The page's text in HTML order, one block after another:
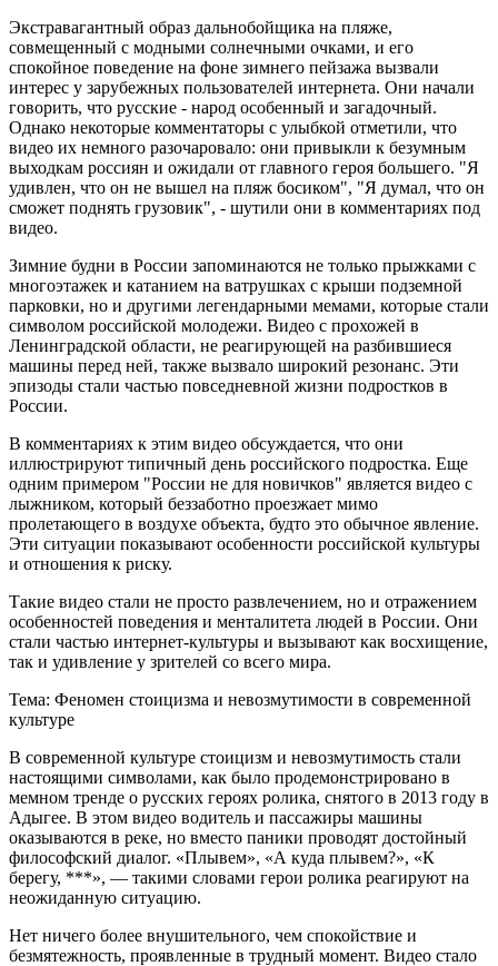
Экстравагантный образ дальнобойщика на пляже,
совмещенный с модными солнечными очками, и его
спокойное поведение на фоне зимнего пейзажа вызвали
интерес у зарубежных пользователей интернета. Они начали
говорить, что русские - народ особенный и загадочный.
Однако некоторые комментаторы с улыбкой отметили, что
видео их немного разочаровало: они привыкли к безумным
выходкам россиян и ожидали от главного героя большего. "Я
удивлен, что он не вышел на пляж босиком", "Я думал, что он
сможет поднять грузовик", - шутили они в комментариях под
видео.
Зимние будни в России запоминаются не только прыжками с
многоэтажек и катанием на ватрушках с крыши подземной
парковки, но и другими легендарными мемами, которые стали
символом российской молодежи. Видео с прохожей в
Ленинградской области, не реагирующей на разбившиеся
машины перед ней, также вызвало широкий резонанс. Эти
эпизоды стали частью повседневной жизни подростков в
России.
В комментариях к этим видео обсуждается, что они
иллюстрируют типичный день российского подростка. Еще
одним примером "России не для новичков" является видео с
лыжником, который беззаботно проезжает мимо
пролетающего в воздухе объекта, будто это обычное явление.
Эти ситуации показывают особенности российской культуры
и отношения к риску.
Такие видео стали не просто развлечением, но и отражением
особенностей поведения и менталитета людей в России. Они
стали частью интернет-культуры и вызывают как восхищение,
так и удивление у зрителей со всего мира.
Тема: Феномен стоицизма и невозмутимости в современной
культуре
В современной культуре стоицизм и невозмутимость стали
настоящими символами, как было продемонстрировано в
мемном тренде о русских героях ролика, снятого в 2013 году в
Адыгее. В этом видео водитель и пассажиры машины
оказываются в реке, но вместо паники проводят достойный
философский диалог. «Плывем», «А куда плывем?», «К
берегу, ***», — такими словами герои ролика реагируют на
неожиданную ситуацию.
Нет ничего более внушительного, чем спокойствие и
безмятежность, проявленные в трудный момент. Видео стало